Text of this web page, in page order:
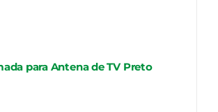
para Antena de TV Preto